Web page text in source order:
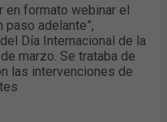
en formato webinar el
paso adelante”,
Día Internacional de la
marzo. Se trataba de
las intervenciones de